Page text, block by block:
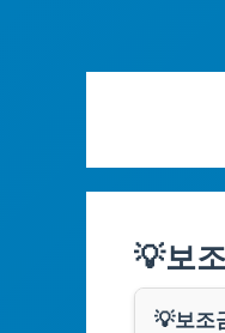
💡보
💡보조